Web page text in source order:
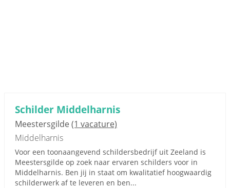
Schilder Middelharnis
Meestersgilde(1 vacature)
Middelharnis
Voor een toonaangevend schildersbedrijf uit Zeeland is
Meestersgilde op zoek naar ervaren schilders voor in
Middelharnis. Ben jij in staat om kwalitatief hoogwaardig
schilderwerk af te leveren en ben...